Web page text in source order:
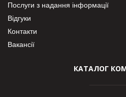
Послуги з надання інформації
Відгуки
Контакти
Вакансії
КАТАЛОГ